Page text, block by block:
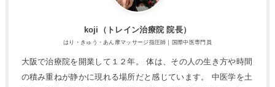
koji（トレ​イン治療院 院長）
はり・きゅう・あん摩マッサージ指圧師｜国際中医専門員
大阪で治療院を開業して１２年。 体は、その人の生き方や時間
の積み重ねが静かに現れる場所だと感じています。 中医学を土